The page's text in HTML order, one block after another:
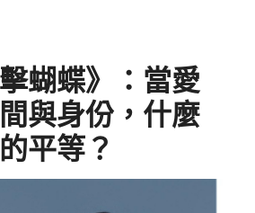
蝴蝶》：當愛
與身份，什麼
平等？